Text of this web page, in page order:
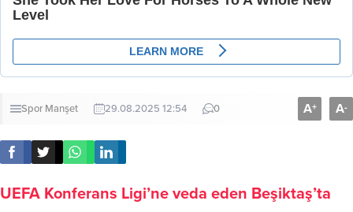
Spor Manşet 29.08.2025 12:54 0 A+ A-
UEFA Konferans Ligi’ne veda eden Beşiktaş’ta